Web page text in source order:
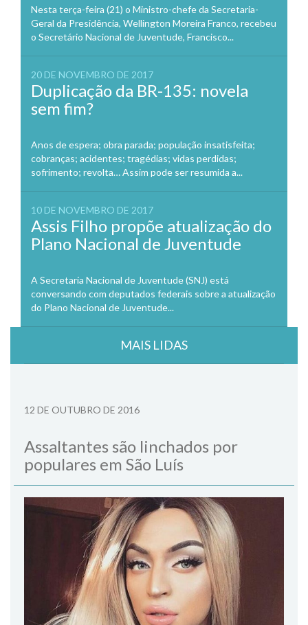
Nesta terça-feira (21) o Ministro-chefe da Secretaria-
Geral da Presidência, Wellington Moreira Franco, recebeu
o Secretário Nacional de Juventude, Francisco...
20 DE NOVEMBRO DE 2017
Duplicação da BR-135: novela
sem fim?
Anos de espera; obra parada; população insatisfeita;
cobranças; acidentes; tragédias; vidas perdidas;
sofrimento; revolta… Assim pode ser resumida a...
10 DE NOVEMBRO DE 2017
Assis Filho propõe atualização do
Plano Nacional de Juventude
A Secretaria Nacional de Juventude (SNJ) está
conversando com deputados federais sobre a atualização
do Plano Nacional de Juventude...
MAIS LIDAS
12 DE OUTUBRO DE 2016
Assaltantes são linchados por
populares em São Luís